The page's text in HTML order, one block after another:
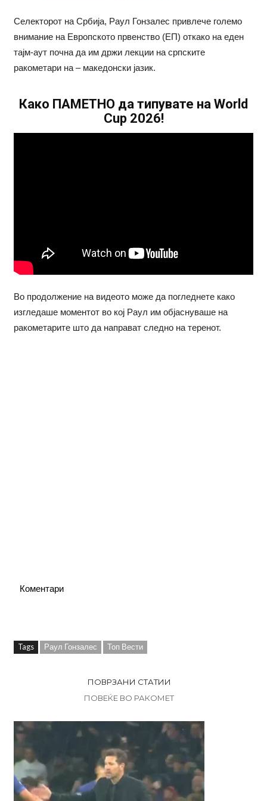
Селекторот на Србија, Раул Гонзалес привлече големо
внимание на Европското првенство (ЕП) откако на еден
тајм-аут почна да им држи лекции на српските
ракометари на – македонски јазик.
Како ПАМЕТНО да типувате на World
Cup 2026!
Во продолжение на видеото може да погледнете како
изгледаше моментот во кој Раул им објаснуваше на
ракометарите што да направат следно на теренот.
Коментари
Tags Раул Гонзалес Топ Вести
ПОВРЗАНИ СТАТИИ
ПОВЕЌЕ ВО РАКОМЕТ